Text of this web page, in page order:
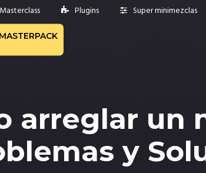
Masterclass Plugins Super minimezclas
MASTERPACK
arreglar un
y